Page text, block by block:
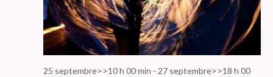
25 septembre>>10 h 00 min - 27 septembre>>18 h 00